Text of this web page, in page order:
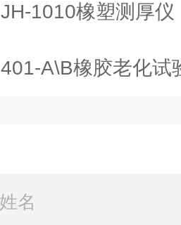
JH-1010橡塑测厚仪
401-A\B橡胶老化试